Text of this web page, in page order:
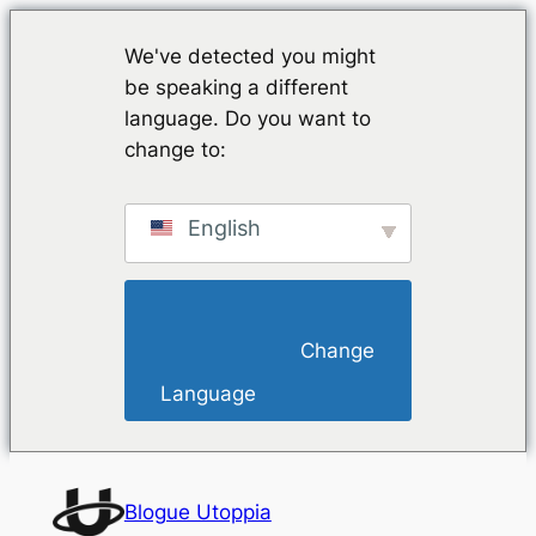
We've detected you might
be speaking a different
language. Do you want to
change to:
English
Language
Blogue Utoppia